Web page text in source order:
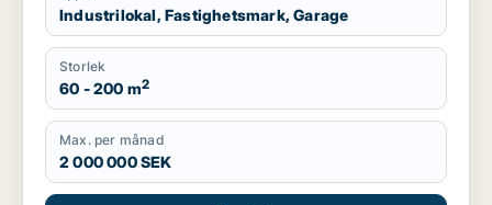
Industrilokal, Fastighetsmark, Garage
Storlek
60 - 200 m2
Max. per månad
2 000 000 SEK